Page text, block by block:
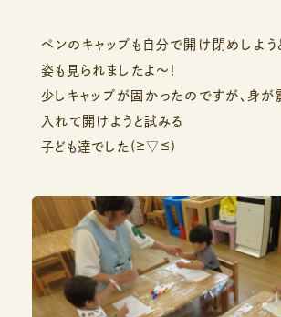
ペンのキャップも自分で開け閉めしよう
姿も見られましたよ～！
少しキャップが固かったのですが、身が
入れて開けようと試みる
子ども達でした(≧▽≦)